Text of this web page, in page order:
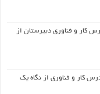
کار و فناوری دبیرستان از
کار و فناوری از نگاه یک